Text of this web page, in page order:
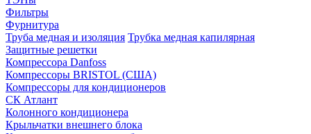
Фильтры
Фурнитура
Труба медная и изоляция Трубка медная капилярная
Защитные решетки
Компрессора Danfoss
Компрессоры BRISTOL (США)
Компрессоры для кондиционеров
СК Атлант
Колонного кондиционера
Крыльчатки внешнего блока